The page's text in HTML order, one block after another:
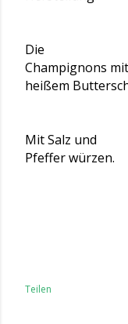
Die
Champignons
heißem
Mit Salz und
Pfeffer würzen.
Teilen